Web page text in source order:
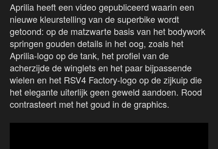
Aprilia heeft een video gepubliceerd waarin een
nieuwe kleurstelling van de superbike wordt
getoond: op de matzwarte basis van het bodywork
springen gouden details in het oog, zoals het
Aprilia-logo op de tank, het profiel van de
acherzijde de winglets en het paar bijpassende
wielen en het RSV4 Factory-logo op de zijkuip die
het elegante uiterlijk geen geweld aandoen. Rood
contrasteert met het goud in de graphics.